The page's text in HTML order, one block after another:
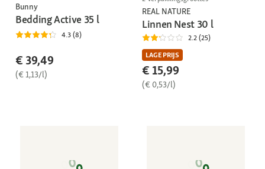
Bunny
Bedding Active 35 l
4.3 (8)
€ 39,49
(€ 1,13/l)
REAL NATURE
Linnen Nest 30 l
2.2 (25)
LAGE PRIJS
€ 15,99
(€ 0,53/l)